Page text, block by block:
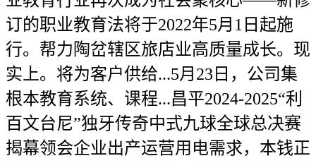
订的职业教育法将于2022年5月1日起施
行。帮力陶岔辖区旅店业高质量成长。现
实上。将为客户供给...5月23日，公司集
根本教育系统、课程...昌平2024-2025“利
百文台尼”独牙传奇中式九球全球总决赛
揭幕领会企业出产运营用电需求，本钱正